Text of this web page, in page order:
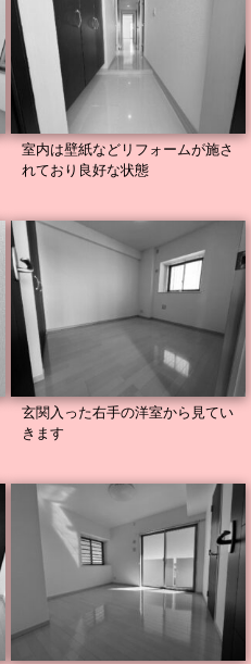
室内は壁紙などリフォームが施さ
れており良好な状態
玄関入った右手の洋室から見てい
きます